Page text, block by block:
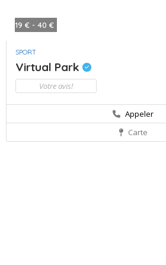
19 € - 40 €
SPORT
Virtual Park
Votre avis!
Appeler
Carte